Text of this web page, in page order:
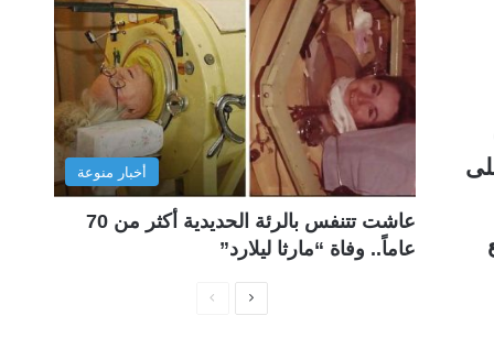
أخبار منوعة
عاشت تتنفس بالرئة الحديدية أكثر من 70
عاماً.. وفاة “مارثا ليلارد”